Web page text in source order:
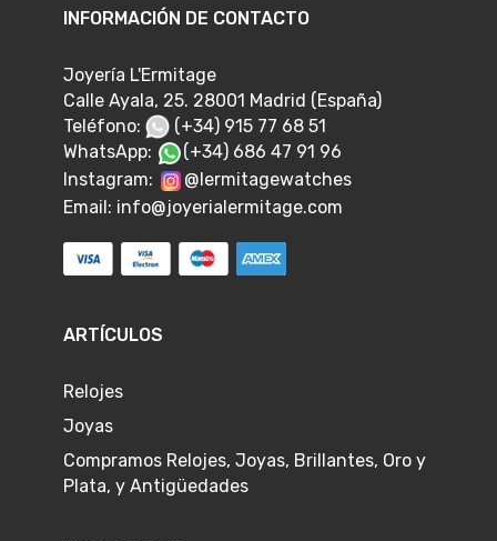
INFORMACIÓN DE CONTACTO
Joyería L'Ermitage
Calle Ayala, 25. 28001 Madrid (España)
Teléfono:
(+34) 915 77 68 51
WhatsApp:
(+34) 686 47 91 96
Instagram:
@lermitagewatches
Email: info@joyerialermitage.com
ARTÍCULOS
Relojes
Joyas
Compramos Relojes, Joyas, Brillantes, Oro y
Plata, y Antigüedades